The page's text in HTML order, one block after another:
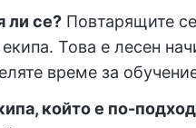
ли се? Повтарящите
Това е лесен
време за
който е по-